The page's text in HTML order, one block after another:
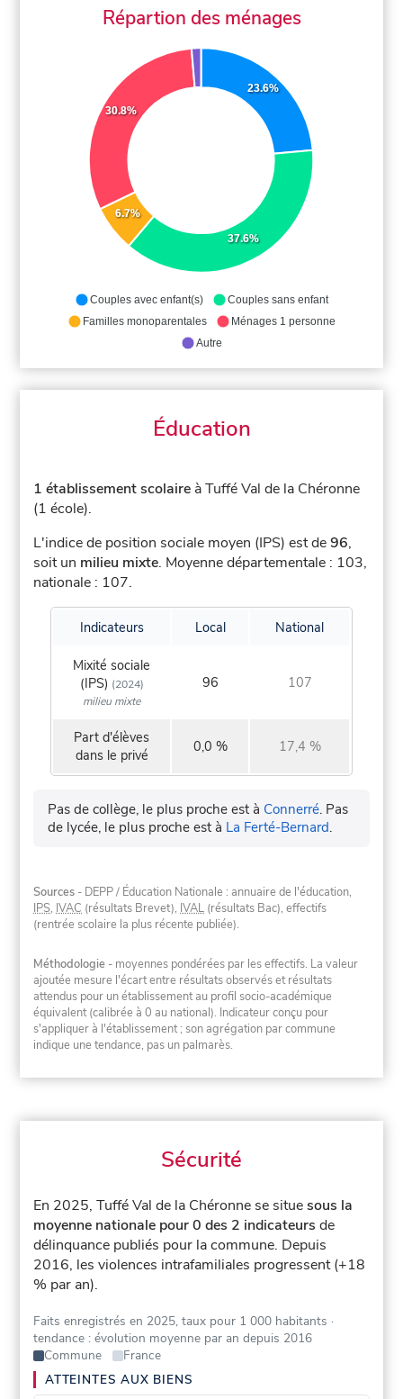
Répartion des ménages
23.6%
37.6%
6.7%
30.8%
Couples avec enfant(s)
Couples sans enfant
Familles monoparentales
Ménages 1 personne
Autre
Éducation
1 établissement scolaire à Tuffé Val de la Chéronne
(1 école).
L'indice de position sociale moyen (IPS) est de96,
soit un milieu mixte. Moyenne départementale : 103,
nationale : 107.
Indicateurs Local National
Mixité sociale
(IPS) (2024)
milieu mixte
96 107
Part d'élèves
dans le privé
0,0 % 17,4 %
Pas de collège, le plus proche est à Connerré. Pas
de lycée, le plus proche est à La Ferté-Bernard.
Sources - DEPP / Éducation Nationale : annuaire de l'éducation,
IPS, IVAC (résultats Brevet), IVAL (résultats Bac), effectifs
(rentrée scolaire la plus récente publiée).
Méthodologie - moyennes pondérées par les effectifs. La valeur
ajoutée mesure l'écart entre résultats observés et résultats
attendus pour un établissement au profil socio-académique
équivalent (calibrée à 0 au national). Indicateur conçu pour
s'appliquer à l'établissement ; son agrégation par commune
indique une tendance, pas un palmarès.
Sécurité
En 2025, Tuffé Val de la Chéronne se situesous la
moyenne nationale pour 0 des 2 indicateurs de
délinquance publiés pour la commune. Depuis
2016, les violences intrafamiliales progressent (+18
% par an).
Faits enregistrés en 2025, taux pour 1 000 habitants ·
tendance : évolution moyenne par an depuis 2016
Commune
France
ATTEINTES AUX BIENS